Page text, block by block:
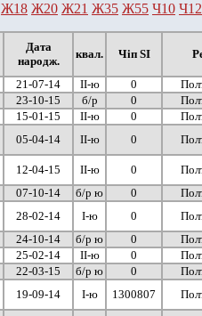
Ж18 Ж20 Ж21 Ж35 Ж55 Ч10 Ч12
Дата
народж.
квал. Чіп SI
21-07-14 ІІ-ю 0
23-10-15 б/р 0
15-01-15 ІІ-ю 0
05-04-14 ІІ-ю 0
12-04-15 ІІ-ю 0
07-10-14 б/р ю 0
28-02-14 І-ю 0
24-10-14 б/р ю 0
25-02-14 ІІ-ю 0
22-03-15 б/р ю 0
19-09-14 І-ю 1300807